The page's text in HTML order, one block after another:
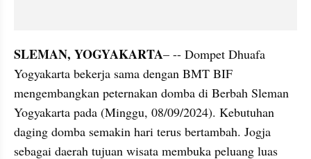
SLEMAN, YOGYAKARTA– -- Dompet Dhuafa
Yogyakarta bekerja sama dengan BMT BIF
mengembangkan peternakan domba di Berbah Sleman
Yogyakarta pada (Minggu, 08/09/2024). Kebutuhan
daging domba semakin hari terus bertambah. Jogja
sebagai daerah tujuan wisata membuka peluang luas